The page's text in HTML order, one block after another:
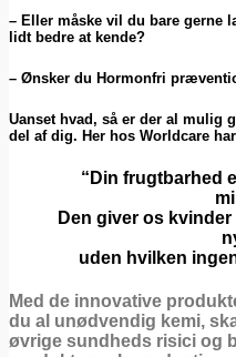
– Eller måske vil du bare
lidt bedre at kende?
– Ønsker du Hormonfri
Uanset hvad, så er der al mulig
del af dig. Her hos Worldcare
“Din frugtbarhed
Den giver os
uden hvilken
Med de innovative
du al unødvendig kemi,
øvrige sundheds risici og